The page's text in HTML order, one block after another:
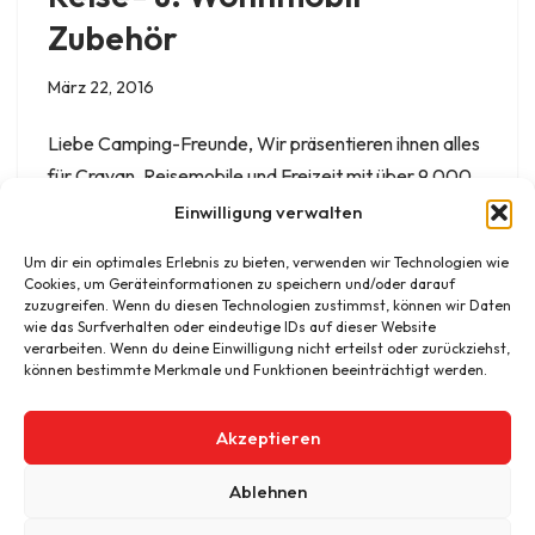
Einwilligung verwalten
Um dir ein optimales Erlebnis zu bieten, verwenden wir Technologien wie
Cookies, um Geräteinformationen zu speichern und/oder darauf
zuzugreifen. Wenn du diesen Technologien zustimmst, können wir Daten
wie das Surfverhalten oder eindeutige IDs auf dieser Website
verarbeiten. Wenn du deine Einwilligung nicht erteilst oder zurückziehst,
können bestimmte Merkmale und Funktionen beeinträchtigt werden.
Akzeptieren
Ablehnen
Zubehör
März 22, 2016
Liebe Camping-Freunde, Wir präsentieren ihnen alles
für Cravan, Reisemobile und Freizeit mit über 9.000
ausgewählten Artikeln. • Reise- u. Wohnmobil
und Sicherheit. REICARTECH Reisemobil- und
Caravan Technik Zeven GmbH